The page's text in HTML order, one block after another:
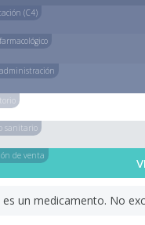
(C4)
sanitario
de venta
es un medicamento. No